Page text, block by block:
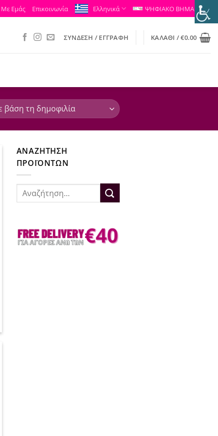
Με Εμάς Επικοινωνία Ελληνικά ΨΗΦΙΑΚΟ ΒΗΜΑ
ΣΎΝΔΕΣΗ / ΕΓΓΡΑΦΉ ΚΑΛΆΘΙ /€0.00
ΑΝΑΖΉΤΗΣΗ
ΠΡΟΪΌΝΤΩΝ
Αναζήτηση
για: